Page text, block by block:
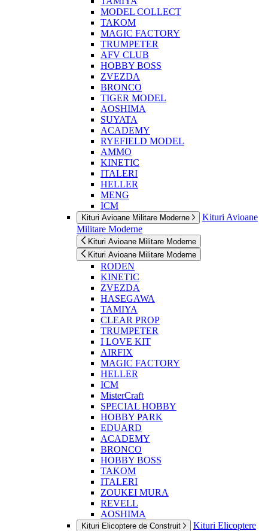
MODEL COLLECT
TAKOM
MAGIC FACTORY
TRUMPETER
AFV CLUB
HOBBY BOSS
ZVEZDA
BRONCO
TIGER MODEL
AOSHIMA
SUYATA
ACADEMY
RYEFIELD MODEL
AMMO
KINETIC
ITALERI
HELLER
MENG
ICM
Kituri Avioane Militare Moderne
Kituri Avioane
Militare Moderne
Kituri Avioane Militare Moderne
Kituri Avioane Militare Moderne
RODEN
KINETIC
ZVEZDA
HASEGAWA
TAMIYA
CLEAR PROP
TRUMPETER
I LOVE KIT
AIRFIX
MAGIC FACTORY
HELLER
ICM
MisterCraft
SPECIAL HOBBY
HOBBY PARK
EDUARD
ACADEMY
BRONCO
HOBBY BOSS
TAKOM
ITALERI
ZOUKEI MURA
REVELL
AOSHIMA
Kituri Elicoptere de Construit
Kituri Elicoptere